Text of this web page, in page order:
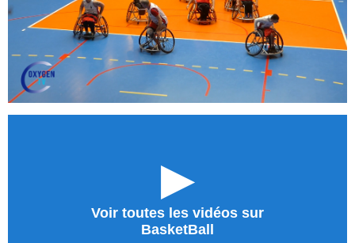
►
Voir toutes les vidéos sur
BasketBall